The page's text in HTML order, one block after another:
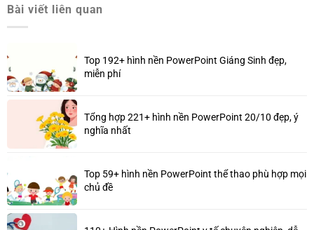
Bài viết liên quan
Top 192+ hình nền PowerPoint Giáng Sinh đẹp,
miễn phí
Tổng hợp 221+ hình nền PowerPoint 20/10 đẹp, ý
nghĩa nhất
Top 59+ hình nền PowerPoint thể thao phù hợp mọi
chủ đề